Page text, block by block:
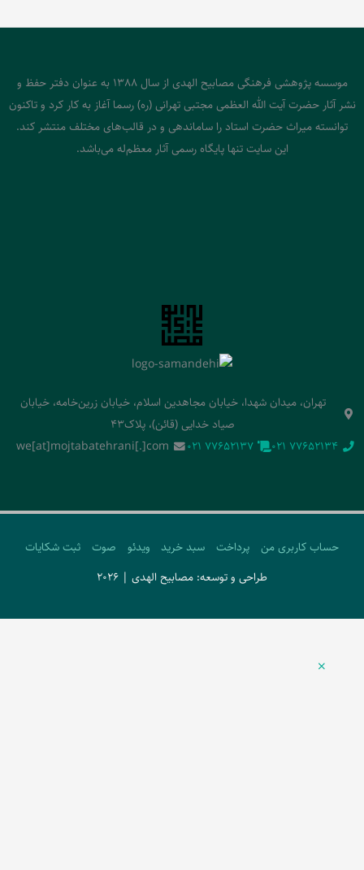
موسسه پژوهشی فرهنگی مصابیح الهدی از سال 1388 به عنوان دفتر حفظ و
نشر آثار حضرت آیت الله العظمی مجتبی تهرانی (ره) رسما آغاز به کار کرد و تاکنون
توانسته میراث حضرت استاد را ساماندهی و در قالب‌های مختلف منتشر کند.
این سایت تنها پایگاه رسمی آثار معظم‌له می‌باشد.
تهران، میدان شهدا، خیابان مجاهدین اسلام، خیابان زرین‌خامه، خیابان
صیاد خدایی (قائن)، پلاک43
‭021 77652134‬
‭021 77652137‬
we[at]mojtabatehrani[.]com
حساب کاربری من پرداخت سبد خرید ویدئو صوت
ثبت شکایات
طراحی و توسعه: مصابیح الهدی | 2026